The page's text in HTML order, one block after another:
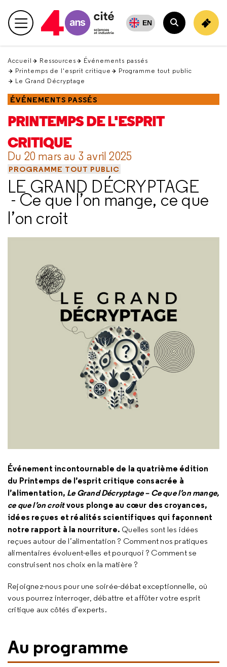
en
haut Menu principal EN
Rechercher
Accueil Ressources
Événements passés
Printemps de l'esprit critique
Programme tout public
Le Grand Décryptage
ÉVÉNEMENTS PASSÉS
PRINTEMPS DE L'ESPRIT
CRITIQUE
Du 20 mars au 3 avril 2025
PROGRAMME TOUT PUBLIC
LE GRAND DÉCRYPTAGE
- Ce que l’on mange, ce que
l’on croit
Événement incontournable de la quatrième édition
du Printemps de l’esprit critique consacrée à
l’alimentation, Le Grand Décryptage – Ce que l’on mange,
ce que l’on croitvous plonge au cœur des croyances,
idées reçues et réalités scientifiques qui façonnent
notre rapport à la nourriture. Quelles sont les idées
reçues autour de l’alimentation ? Comment nos pratiques
alimentaires évoluent-elles et pourquoi ? Comment se
construisent nos choix en la matière ?
Rejoignez-nous pour une soirée-débat exceptionnelle, où
vous pourrez interroger, débattre et affûter votre esprit
critique aux côtés d’experts.
Au programme